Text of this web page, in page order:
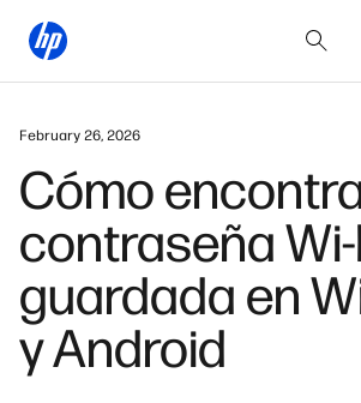
February 26, 2026
Cómo
contraseña
guardada en
y Android